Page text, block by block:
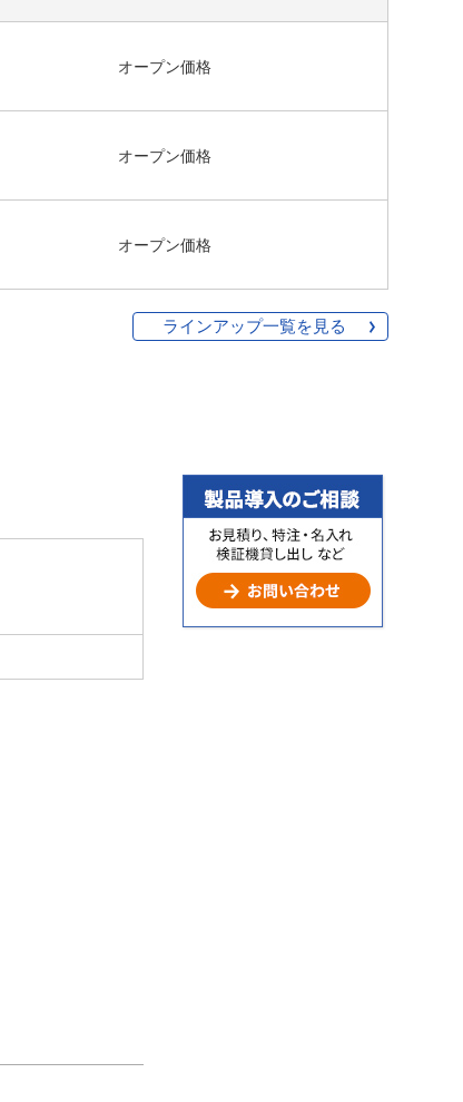
オープン価格
オープン価格
オープン価格
ラインアップ一覧を見る